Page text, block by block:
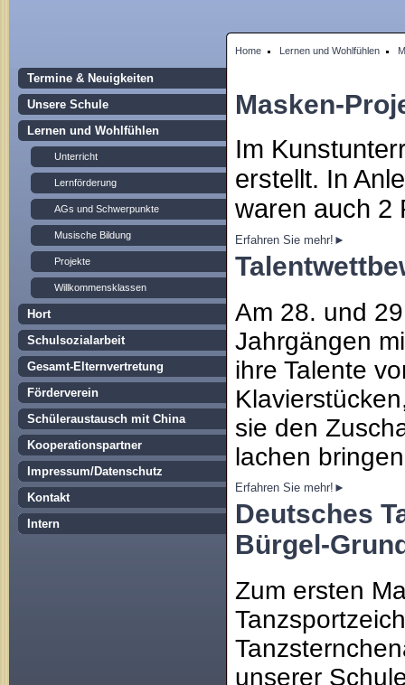
Home Lernen und Wohlfühlen
Termine & Neuigkeiten
Unsere Schule
Lernen und Wohlfühlen
Unterricht
Lernförderung
AGs und Schwerpunkte
Musische Bildung
Projekte
Willkommensklassen
Hort
Schulsozialarbeit
Gesamt-Elternvertretung
Förderverein
Schüleraustausch mit China
Kooperationspartner
Impressum/Datenschutz
Kontakt
Intern
Masken-
Im
erstellt. In
waren auch 2
Erfahren Sie mehr!►
Am 28. und
Jahrgängen
ihre Talente
sie den
lachen
Erfahren Sie mehr!►
Deutsches
Bürgel-
Zum ersten
unserer